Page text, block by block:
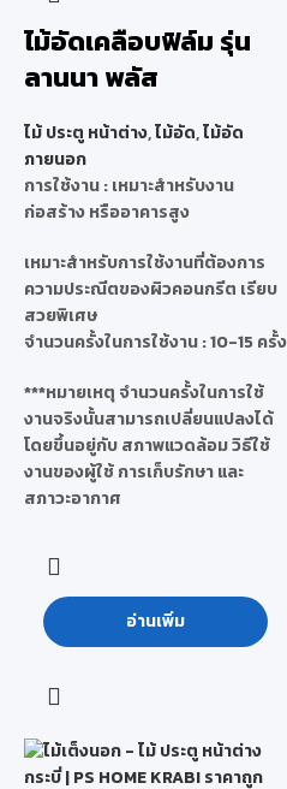
ไม้อัดเคลือบฟิล์ม รุ่น
ลานนา พลัส
ไม้ ประตู หน้าต่าง,ไม้อัด,ไม้อัด
ภายนอก
การใช้งาน : เหมาะสำหรับงาน
ก่อสร้าง หรืออาคารสูง
เหมาะสำหรับการใช้งานที่ต้องการ
ความประณีตของผิวคอนกรีต เรียบ
สวยพิเศษ
จำนวนครั้งในการใช้งาน : 10-15 ครั้ง
***หมายเหตุ จำนวนครั้งในการใช้
งานจริงนั้นสามารถเปลี่ยนแปลงได้
โดยขึ้นอยู่กับ สภาพแวดล้อม วิธีใช้
งานของผู้ใช้ การเก็บรักษา และ
สภาวะอากาศ
อ่านเพิ่ม